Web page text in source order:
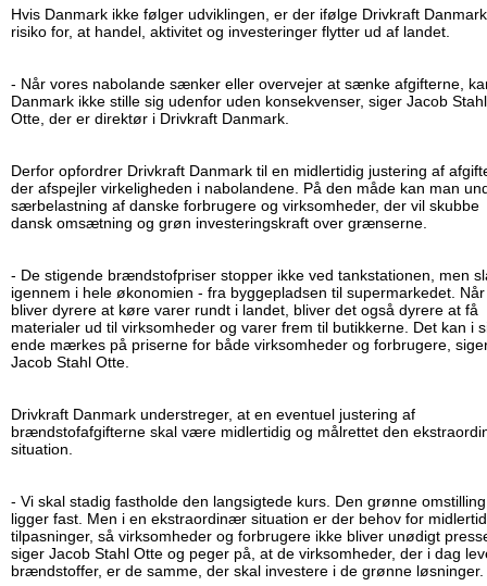
Hvis Danmark ikke følger udviklingen, er der ifølge Drivkraft Danmark
risiko for, at handel, aktivitet og investeringer flytter ud af landet.
- Når vores nabolande sænker eller overvejer at sænke afgifterne,
Danmark ikke stille sig udenfor uden konsekvenser, siger Jacob Stahl
Otte, der er direktør i Drivkraft Danmark.
Derfor opfordrer Drivkraft Danmark til en midlertidig justering af
der afspejler virkeligheden i nabolandene. På den måde kan man
særbelastning af danske forbrugere og virksomheder, der vil skubbe
dansk omsætning og grøn investeringskraft over grænserne.
- De stigende brændstofpriser stopper ikke ved tankstationen, men
igennem i hele økonomien - fra byggepladsen til supermarkedet.
bliver dyrere at køre varer rundt i landet, bliver det også dyrere at få
materialer ud til virksomheder og varer frem til butikkerne. Det kan i
ende mærkes på priserne for både virksomheder og forbrugere,
Jacob Stahl Otte.
Drivkraft Danmark understreger, at en eventuel justering af
brændstofafgifterne skal være midlertidig og målrettet den
situation.
- Vi skal stadig fastholde den langsigtede kurs. Den grønne omstilling
ligger fast. Men i en ekstraordinær situation er der behov for
tilpasninger, så virksomheder og forbrugere ikke bliver unødigt
siger Jacob Stahl Otte og peger på, at de virksomheder, der i dag
brændstoffer, er de samme, der skal investere i de grønne løsninger.